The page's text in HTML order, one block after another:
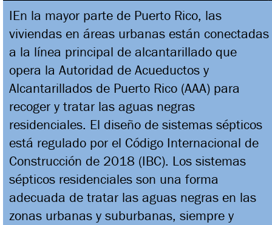
IEn la mayor parte de Puerto Rico, las
viviendas en áreas urbanas están conectadas
a la línea principal de alcantarillado que
opera la Autoridad de Acueductos y
Alcantarillados de Puerto Rico (AAA) para
recoger y tratar las aguas negras
residenciales. El diseño de sistemas sépticos
está regulado por el Código Internacional de
Construcción de 2018 (IBC). Los sistemas
sépticos residenciales son una forma
adecuada de tratar las aguas negras en las
zonas urbanas y suburbanas, siempre y